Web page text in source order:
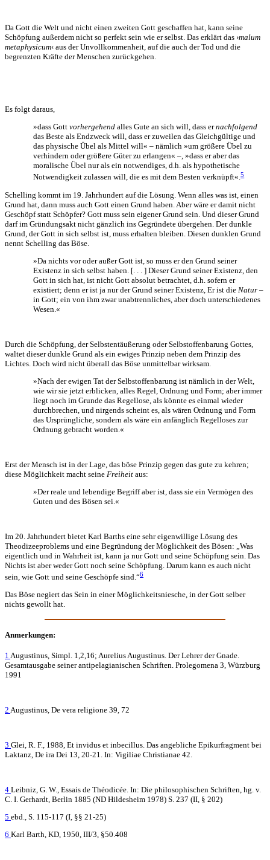
Da Gott die Welt und nicht einen zweiten Gott geschaffen hat, kann seine
Schöpfung außerdem nicht so perfekt sein wie er selbst. Das erklärt das ›malum
metaphysicum‹ aus der Unvollkommenheit, auf die auch der Tod und die
begrenzten Kräfte der Menschen zurückgehen.
Es folgt daraus,
»dass Gottvorhergehendalles Gute an sich will, dass ernachfolgend
das Beste als Endzweck will, dass er zuweilen das Gleichgültige und
das physische Übel als Mittel will« – nämlich »um größere Übel zu
verhindern oder größere Güter zu erlangen« –, »dass er aber das
moralische Übel nur als ein notwendiges, d.h. als hypothetische
Notwendigkeit zulassen will, die es mit dem Besten verknüpft«.5
Schelling kommt im 19. Jahrhundert auf die Lösung. Wenn alles was ist, einen
Grund hat, dann muss auch Gott einen Grund haben. Aber wäre er damit nicht
Geschöpf statt Schöpfer? Gott muss sein eigener Grund sein. Und dieser Grund
darf im Gründungsakt nicht gänzlich ins Gegründete übergehen. Der dunkle
Grund, der Gott in sich selbst ist, muss erhalten bleiben. Diesen dunklen Grund
nennt Schelling das Böse.
»Da nichts vor oder außer Gott ist, so muss er den Grund seiner
Existenz in sich selbst haben. [. . . ] Dieser Grund seiner Existenz, den
Gott in sich hat, ist nicht Gott absolut betrachtet, d.h. sofern er
existiert; denn er ist ja nur der Grund seiner Existenz, Er ist die Natur–
in Gott; ein von ihm zwar unabtrennliches, aber doch unterschiedenes
Wesen.«
Durch die Schöpfung, der Selbstentäußerung oder Selbstoffenbarung Gottes,
waltet dieser dunkle Grund als ein ewiges Prinzip neben dem Prinzip des
Lichtes. Doch wird nicht überall das Böse unmittelbar wirksam.
»Nach der ewigen Tat der Selbstoffenbarung ist nämlich in der Welt,
wie wir sie jetzt erblicken, alles Regel, Ordnung und Form; aber immer
liegt noch im Grunde das Regellose, als könnte es einmal wieder
durchbrechen, und nirgends scheint es, als wären Ordnung und Form
das Ursprüngliche, sondern als wäre ein anfänglich Regelloses zur
Ordnung gebracht worden.«
Erst der Mensch ist in der Lage, das böse Prinzip gegen das gute zu kehren;
diese Möglichkeit macht seine Freiheit aus:
»Der reale und lebendige Begriff aber ist, dass sie ein Vermögen des
Guten und des Bösen sei.«
Im 20. Jahrhundert bietet Karl Barths eine sehr eigenwillige Lösung des
Theodizeeproblems und eine Begründung der Möglichkeit des Bösen: „Was
eigentlich und in Wahrheit ist, kann ja nur Gott und seine Schöpfung sein. Das
Nichts ist aber weder Gott noch seine Schöpfung. Darum kann es auch nicht
sein, wie Gott und seine Geschöpfe sind.“6
Das Böse negiert das Sein in einer Möglichkeitsniesche, in der Gott selber
nichts gewollt hat.
Anmerkungen:
1 Augustinus, Simpl. 1,2,16; Aurelius Augustinus. Der Lehrer der Gnade.
Gesamtausgabe seiner antipelagianischen Schriften. Prolegomena 3, Würzburg
1991
2 Augustinus, De vera religione 39, 72
3 Glei, R. F., 1988, Et invidus et inbecillus. Das angebliche Epikurfragment bei
Laktanz, De ira Dei 13, 20-21. In: Vigiliae Christianae 42.
4 Leibniz, G. W., Essais de Théodicée. In: Die philosophischen Schriften, hg. v.
C. I. Gerhardt, Berlin 1885 (ND Hildesheim 1978) S. 237 (II, § 202)
5 ebd., S. 115-117 (I, §§ 21-25)
6 Karl Barth, KD, 1950, III/3, §50.408